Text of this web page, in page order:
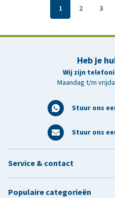
1 2 3
Heb je
Wij zijn
Maandag t/m
Stuur ons
Stuur ons
Service & contact
Populaire categorieën